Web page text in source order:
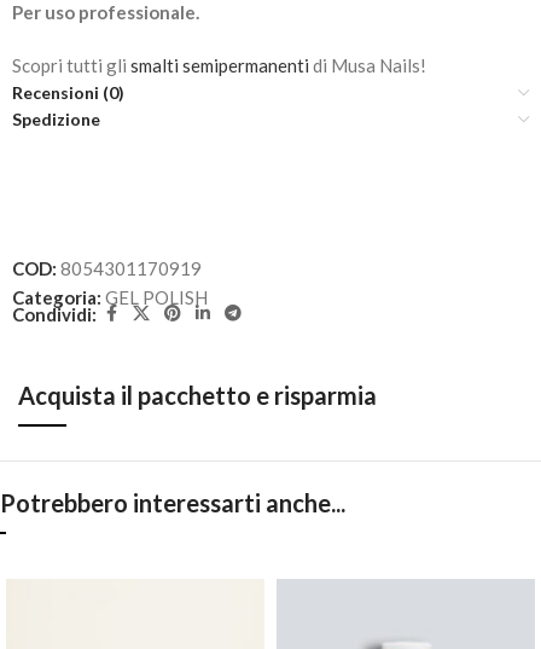
Per uso professionale.
Scopri tutti gli smalti semipermanenti di Musa Nails!
Recensioni (0)
Spedizione
COD: 8054301170919
Categoria: GEL POLISH
Condividi:
Acquista il pacchetto e risparmia
Potrebbero interessarti anche...